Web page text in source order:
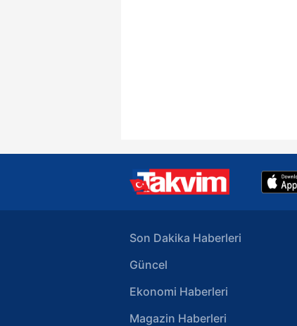
Son Dakika Haberleri
Güncel
Ekonomi Haberleri
Magazin Haberleri